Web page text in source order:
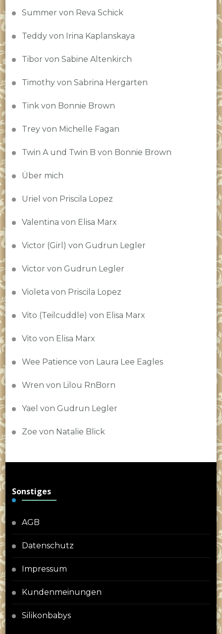
Summer von Reva Schick
Teddy von Irina Kaplanskaya
Tibor von Sabine Altenkirch
Timothy von Sabrina Hergarten
Tink von Bonnie Brown
Trey von Michelle Fagan
Twin A und Twin B von Bonnie Brown
Über mich
Uriel von Priscila Lopez
Valentina von Elisa Marx
Victor (Girl) von Gudrun Legler
Victor von Gudrun Legler
Violeta von Priscila Lopez
Vito (Teilcuddle) von Elisa Marx
Vito von Elisa Marx
Wee Patience von Laura Lee Eagles
Wren von Lilou RnBorn
Yael von Gudrun Legler
Zoe von Natalie Blick
Sonstiges
AGB
Datenschutz
Impressum
Kundenmeinungen
Silikonbabys